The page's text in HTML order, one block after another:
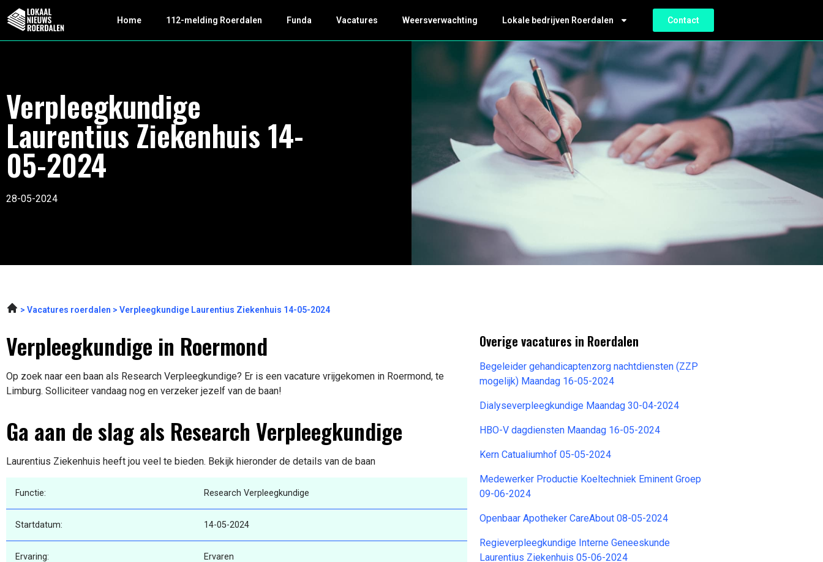
Home 112-melding Roerdalen Funda Vacatures Weersverwachting Lokale bedrijven Roerdalen Contact
Verpleegkundige
Laurentius Ziekenhuis 14-
05-2024
28-05-2024
Vacatures roerdalen Verpleegkundige Laurentius Ziekenhuis 14-05-2024
Verpleegkundige in Roermond
Op zoek naar een baan als Research Verpleegkundige? Er is een vacature vrijgekomen in Roermond, te
Limburg. Solliciteer vandaag nog en verzeker jezelf van de baan!
Ga aan de slag als Research Verpleegkundige
Laurentius Ziekenhuis heeft jou veel te bieden. Bekijk hieronder de details van de baan
Functie: Research Verpleegkundige
Startdatum: 14-05-2024
Ervaring: Ervaren
Overige vacatures in Roerdalen
Begeleider gehandicaptenzorg nachtdiensten (ZZP
mogelijk) Maandag 16-05-2024
Dialyseverpleegkundige Maandag 30-04-2024
HBO-V dagdiensten Maandag 16-05-2024
Kern Catualiumhof 05-05-2024
Medewerker Productie Koeltechniek Eminent Groep
09-06-2024
Openbaar Apotheker CareAbout 08-05-2024
Regieverpleegkundige Interne Geneeskunde
Laurentius Ziekenhuis 05-06-2024